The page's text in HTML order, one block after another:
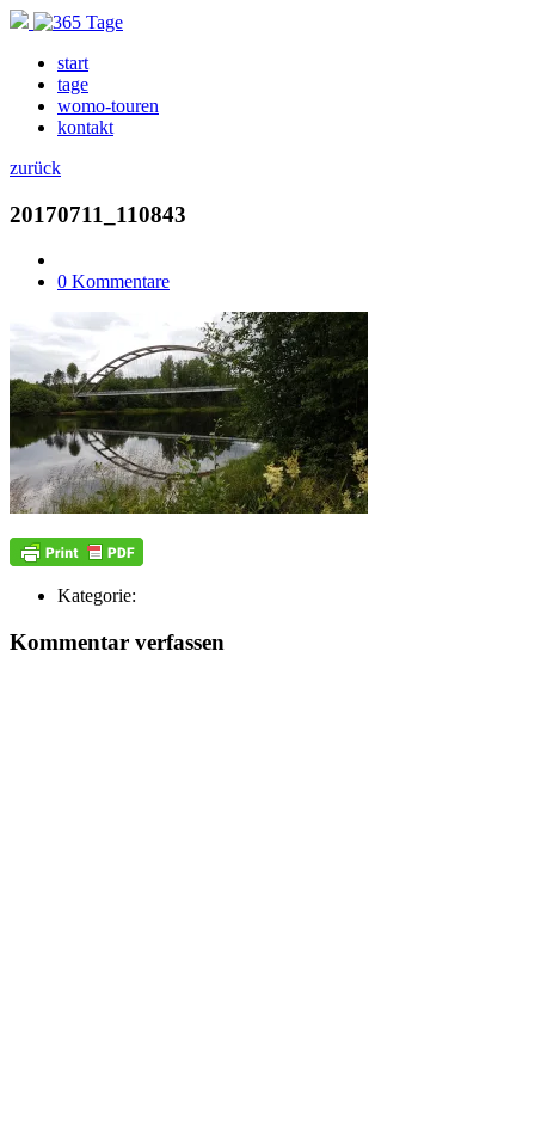
start
tage
womo-touren
kontakt
zurück
20170711_110843
0 Kommentare
Kategorie:
Kommentar verfassen